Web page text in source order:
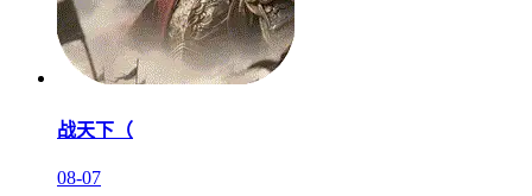
战天下（
08-07